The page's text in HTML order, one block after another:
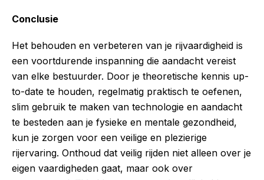
Conclusie
Het behouden en verbeteren van je rijvaardigheid is
een voortdurende inspanning die aandacht vereist
van elke bestuurder. Door je theoretische kennis up-
to-date te houden, regelmatig praktisch te oefenen,
slim gebruik te maken van technologie en aandacht
te besteden aan je fysieke en mentale gezondheid,
kun je zorgen voor een veilige en plezierige
rijervaring. Onthoud dat veilig rijden niet alleen over je
eigen vaardigheden gaat, maar ook over